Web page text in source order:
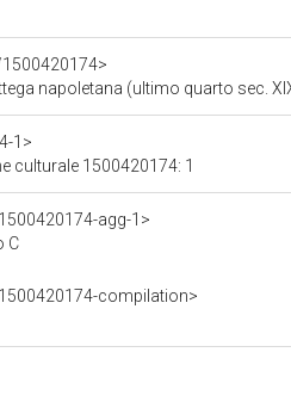
napoletana (ultimo quarto sec.
1>
culturale 1500420174: 1
agg-1>
C
compilation>